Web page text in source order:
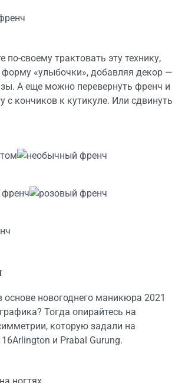
по-своему трактовать эту технику,
форму «улыбочки», добавляя декор —
А еще можно перевернуть френч и
с кончиков к кутикуле. Или сдвинуть
основе новогоднего маникюра 2021
Тогда опирайтесь на
которую задали на
и Prabal Gurung.